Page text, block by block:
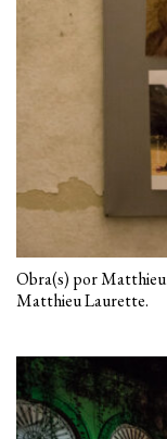
Obra(s) por
Matthieu Laurette.